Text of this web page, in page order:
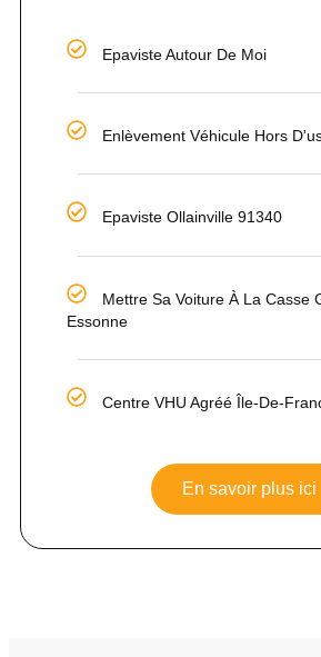
Epaviste Autour De Moi
Enlèvement Véhicule Hors
Epaviste Ollainville 91340
Mettre Sa Voiture À La Casse
Essonne
Centre VHU Agréé Île-De-
En savoir plus ici